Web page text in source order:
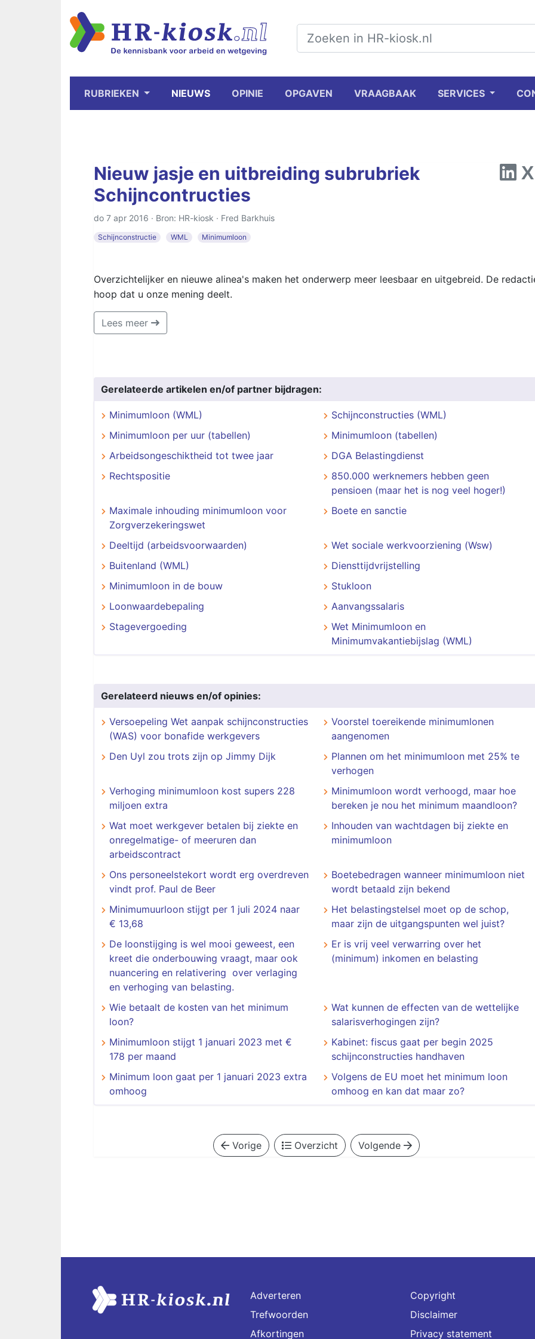
RUBRIEKEN NIEUWS OPINIE OPGAVEN VRAAGBAAK SERVICES
Nieuw jasje en uitbreiding subrubriek
Schijncontructies
do 7 apr 2016 · Bron: HR-kiosk · Fred Barkhuis
Schijnconstructie WML Minimumloon
Overzichtelijker en nieuwe alinea's maken het onderwerp meer leesbaar en uitgebreid. De
hoop dat u onze mening deelt.
Lees meer
Gerelateerde artikelen en/of partner bijdragen:
Minimumloon (WML)
Schijnconstructies (WML)
Minimumloon per uur (tabellen)
Minimumloon (tabellen)
Arbeidsongeschiktheid tot twee jaar
DGA Belastingdienst
Rechtspositie
850.000 werknemers hebben geen
pensioen (maar het is nog veel hoger!)
Maximale inhouding minimumloon voor
Zorgverzekeringswet
Boete en sanctie
Deeltijd (arbeidsvoorwaarden)
Wet sociale werkvoorziening (Wsw)
Buitenland (WML)
Diensttijdvrijstelling
Minimumloon in de bouw
Stukloon
Loonwaardebepaling
Aanvangssalaris
Stagevergoeding
Wet Minimumloon en
Minimumvakantiebijslag (WML)
Gerelateerd nieuws en/of opinies:
Versoepeling Wet aanpak schijnconstructies
(WAS) voor bonafide werkgevers
Voorstel toereikende minimumlonen
aangenomen
Den Uyl zou trots zijn op Jimmy Dijk
Plannen om het minimumloon met 25% te
verhogen
Verhoging minimumloon kost supers 228
miljoen extra
Minimumloon wordt verhoogd, maar hoe
bereken je nou het minimum maandloon?
Wat moet werkgever betalen bij ziekte en
onregelmatige- of meeruren dan
arbeidscontract
Inhouden van wachtdagen bij ziekte en
minimumloon
Ons personeelstekort wordt erg overdreven
vindt prof. Paul de Beer
Boetebedragen wanneer minimumloon niet
wordt betaald zijn bekend
Minimumuurloon stijgt per 1 juli 2024 naar
€ 13,68
Het belastingstelsel moet op de schop,
maar zijn de uitgangspunten wel juist?
De loonstijging is wel mooi geweest, een
kreet die onderbouwing vraagt, maar ook
nuancering en relativering over verlaging
en verhoging van belasting.
Er is vrij veel verwarring over het
(minimum) inkomen en belasting
Wie betaalt de kosten van het minimum
loon?
Wat kunnen de effecten van de wettelijke
salarisverhogingen zijn?
Minimumloon stijgt 1 januari 2023 met €
178 per maand
Kabinet: fiscus gaat per begin 2025
schijnconstructies handhaven
Minimum loon gaat per 1 januari 2023 extra
omhoog
Volgens de EU moet het minimum loon
omhoog en kan dat maar zo?
Vorige Overzicht Volgende
Adverteren
Trefwoorden
Afkortingen
Copyright
Disclaimer
Privacy statement